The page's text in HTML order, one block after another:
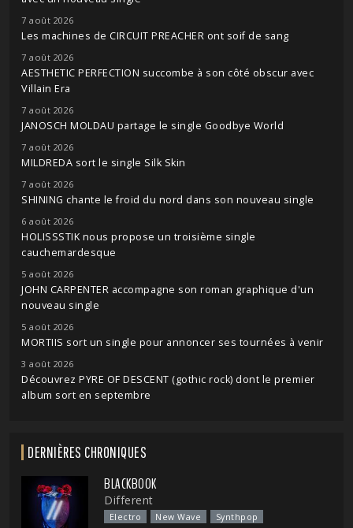
7 août 2026
Les machines de CIRCUIT PREACHER ont soif de sang
7 août 2026
AESTHETIC PERFECTION succombe à son côté obscur avec
Villain Era
7 août 2026
JANOSCH MOLDAU partage le single Goodbye World
7 août 2026
MILDREDA sort le single Silk Skin
7 août 2026
SHINING chante le froid du nord dans son nouveau single
6 août 2026
HOLISSSTIK nous propose un troisième single
cauchemardesque
5 août 2026
JOHN CARPENTER accompagne son roman graphique d'un
nouveau single
5 août 2026
MORTIIS sort un single pour annoncer ses tournées à venir
3 août 2026
Découvrez PYRE OF DESCENT (gothic rock) dont le premier
album sort en septembre
DERNIÈRES CHRONIQUES
BLACKBOOK
Different
Electro New Wave Synthpop